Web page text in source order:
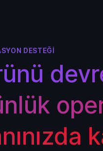
DESTEĞI